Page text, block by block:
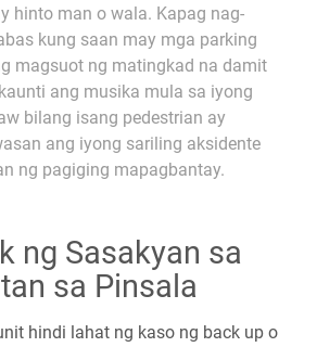
hinto man o wala. Kapag nag-
kung saan may mga parking
magsuot ng matingkad na damit
ang musika mula sa iyong
bilang isang pedestrian ay
ang iyong sariling aksidente
ng pagiging mapagbantay.
ng Sasakyan sa
sa Pinsala
hindi lahat ng kaso ng back up o